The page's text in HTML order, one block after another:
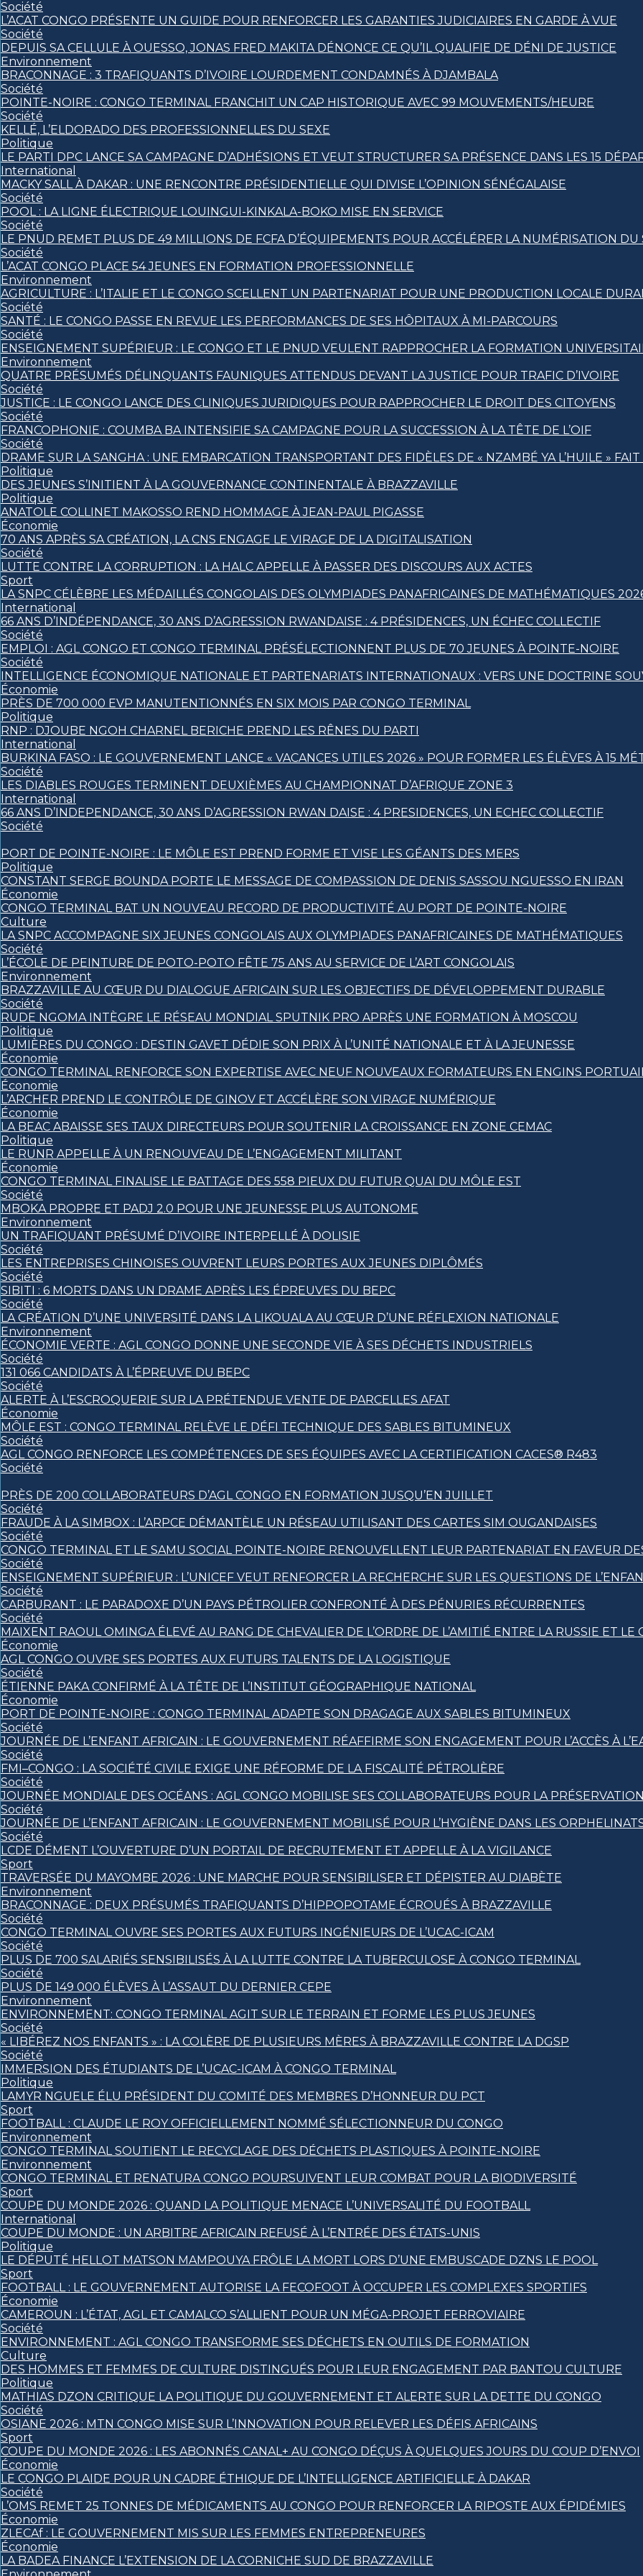
Société
L’ACAT CONGO PRÉSENTE UN GUIDE POUR RENFORCER LES GARANTIES JUDICIAIRES EN GARDE À VUE
Société
DEPUIS SA CELLULE À OUESSO, JONAS FRED MAKITA DÉNONCE CE QU’IL QUALIFIE DE DÉNI DE JUSTICE
Environnement
BRACONNAGE : 3 TRAFIQUANTS D’IVOIRE LOURDEMENT CONDAMNÉS À DJAMBALA
Société
POINTE-NOIRE : CONGO TERMINAL FRANCHIT UN CAP HISTORIQUE AVEC 99 MOUVEMENTS/HEURE
Société
KELLÉ, L’ELDORADO DES PROFESSIONNELLES DU SEXE
Politique
LE PARTI DPC LANCE SA CAMPAGNE D’ADHÉSIONS ET VEUT STRUCTURER SA PRÉSENCE DANS LES 15
International
MACKY SALL À DAKAR : UNE RENCONTRE PRÉSIDENTIELLE QUI DIVISE L’OPINION SÉNÉGALAISE
Société
POOL : LA LIGNE ÉLECTRIQUE LOUINGUI-KINKALA-BOKO MISE EN SERVICE
Société
LE PNUD REMET PLUS DE 49 MILLIONS DE FCFA D’ÉQUIPEMENTS POUR ACCÉLÉRER LA NUMÉRISATION DU
Société
L’ACAT CONGO PLACE 54 JEUNES EN FORMATION PROFESSIONNELLE
Environnement
AGRICULTURE : L’ITALIE ET LE CONGO SCELLENT UN PARTENARIAT POUR UNE PRODUCTION LOCALE
Société
SANTÉ : LE CONGO PASSE EN REVUE LES PERFORMANCES DE SES HÔPITAUX À MI-PARCOURS
Société
ENSEIGNEMENT SUPÉRIEUR : LE CONGO ET LE PNUD VEULENT RAPPROCHER LA FORMATION
Environnement
QUATRE PRÉSUMÉS DÉLINQUANTS FAUNIQUES ATTENDUS DEVANT LA JUSTICE POUR TRAFIC D’IVOIRE
Société
JUSTICE : LE CONGO LANCE DES CLINIQUES JURIDIQUES POUR RAPPROCHER LE DROIT DES CITOYENS
Société
FRANCOPHONIE : COUMBA BA INTENSIFIE SA CAMPAGNE POUR LA SUCCESSION À LA TÊTE DE L’OIF
Société
DRAME SUR LA SANGHA : UNE EMBARCATION TRANSPORTANT DES FIDÈLES DE « NZAMBÉ YA L’HUILE »
Politique
DES JEUNES S’INITIENT À LA GOUVERNANCE CONTINENTALE À BRAZZAVILLE
Politique
ANATOLE COLLINET MAKOSSO REND HOMMAGE À JEAN-PAUL PIGASSE
Économie
70 ANS APRÈS SA CRÉATION, LA CNS ENGAGE LE VIRAGE DE LA DIGITALISATION
Société
LUTTE CONTRE LA CORRUPTION : LA HALC APPELLE À PASSER DES DISCOURS AUX ACTES
Sport
LA SNPC CÉLÈBRE LES MÉDAILLÉS CONGOLAIS DES OLYMPIADES PANAFRICAINES DE MATHÉMATIQUES
International
66 ANS D’INDÉPENDANCE, 30 ANS D’AGRESSION RWANDAISE : 4 PRÉSIDENCES, UN ÉCHEC COLLECTIF
Société
EMPLOI : AGL CONGO ET CONGO TERMINAL PRÉSÉLECTIONNENT PLUS DE 70 JEUNES À POINTE-NOIRE
Société
INTELLIGENCE ÉCONOMIQUE NATIONALE ET PARTENARIATS INTERNATIONAUX : VERS UNE DOCTRINE
Économie
PRÈS DE 700 000 EVP MANUTENTIONNÉS EN SIX MOIS PAR CONGO TERMINAL
Politique
RNP : DJOUBE NGOH CHARNEL BERICHE PREND LES RÊNES DU PARTI
International
BURKINA FASO : LE GOUVERNEMENT LANCE « VACANCES UTILES 2026 » POUR FORMER LES ÉLÈVES À 15
Société
LES DIABLES ROUGES TERMINENT DEUXIÈMES AU CHAMPIONNAT D’AFRIQUE ZONE 3
International
66 ANS D’INDEPENDANCE, 30 ANS D’AGRESSION RWAN DAISE : 4 PRESIDENCES, UN ECHEC COLLECTIF
Société
PORT DE POINTE-NOIRE : LE MÔLE EST PREND FORME ET VISE LES GÉANTS DES MERS
Politique
CONSTANT SERGE BOUNDA PORTE LE MESSAGE DE COMPASSION DE DENIS SASSOU NGUESSO EN IRAN
Économie
CONGO TERMINAL BAT UN NOUVEAU RECORD DE PRODUCTIVITÉ AU PORT DE POINTE-NOIRE
Culture
LA SNPC ACCOMPAGNE SIX JEUNES CONGOLAIS AUX OLYMPIADES PANAFRICAINES DE MATHÉMATIQUES
Société
L’ÉCOLE DE PEINTURE DE POTO-POTO FÊTE 75 ANS AU SERVICE DE L’ART CONGOLAIS
Environnement
BRAZZAVILLE AU CŒUR DU DIALOGUE AFRICAIN SUR LES OBJECTIFS DE DÉVELOPPEMENT DURABLE
Société
RUDE NGOMA INTÈGRE LE RÉSEAU MONDIAL SPUTNIK PRO APRÈS UNE FORMATION À MOSCOU
Politique
LUMIÈRES DU CONGO : DESTIN GAVET DÉDIE SON PRIX À L’UNITÉ NATIONALE ET À LA JEUNESSE
Économie
CONGO TERMINAL RENFORCE SON EXPERTISE AVEC NEUF NOUVEAUX FORMATEURS EN ENGINS
Économie
L’ARCHER PREND LE CONTRÔLE DE GINOV ET ACCÉLÈRE SON VIRAGE NUMÉRIQUE
Économie
LA BEAC ABAISSE SES TAUX DIRECTEURS POUR SOUTENIR LA CROISSANCE EN ZONE CEMAC
Politique
LE RUNR APPELLE À UN RENOUVEAU DE L’ENGAGEMENT MILITANT
Économie
CONGO TERMINAL FINALISE LE BATTAGE DES 558 PIEUX DU FUTUR QUAI DU MÔLE EST
Société
MBOKA PROPRE ET PADJ 2.0 POUR UNE JEUNESSE PLUS AUTONOME
Environnement
UN TRAFIQUANT PRÉSUMÉ D’IVOIRE INTERPELLÉ À DOLISIE
Société
LES ENTREPRISES CHINOISES OUVRENT LEURS PORTES AUX JEUNES DIPLÔMÉS
Société
SIBITI : 6 MORTS DANS UN DRAME APRÈS LES ÉPREUVES DU BEPC
Société
LA CRÉATION D’UNE UNIVERSITÉ DANS LA LIKOUALA AU CŒUR D’UNE RÉFLEXION NATIONALE
Environnement
ÉCONOMIE VERTE : AGL CONGO DONNE UNE SECONDE VIE À SES DÉCHETS INDUSTRIELS
Société
131 066 CANDIDATS À L’ÉPREUVE DU BEPC
Société
ALERTE À L’ESCROQUERIE SUR LA PRÉTENDUE VENTE DE PARCELLES AFAT
Économie
MÔLE EST : CONGO TERMINAL RELÈVE LE DÉFI TECHNIQUE DES SABLES BITUMINEUX
Société
AGL CONGO RENFORCE LES COMPÉTENCES DE SES ÉQUIPES AVEC LA CERTIFICATION CACES® R483
Société
PRÈS DE 200 COLLABORATEURS D’AGL CONGO EN FORMATION JUSQU’EN JUILLET
Société
FRAUDE À LA SIMBOX : L’ARPCE DÉMANTÈLE UN RÉSEAU UTILISANT DES CARTES SIM OUGANDAISES
Société
CONGO TERMINAL ET LE SAMU SOCIAL POINTE-NOIRE RENOUVELLENT LEUR PARTENARIAT EN FAVEUR
Société
ENSEIGNEMENT SUPÉRIEUR : L’UNICEF VEUT RENFORCER LA RECHERCHE SUR LES QUESTIONS DE
Société
CARBURANT : LE PARADOXE D’UN PAYS PÉTROLIER CONFRONTÉ À DES PÉNURIES RÉCURRENTES
Société
MAIXENT RAOUL OMINGA ÉLEVÉ AU RANG DE CHEVALIER DE L’ORDRE DE L’AMITIÉ ENTRE LA RUSSIE ET LE
Économie
AGL CONGO OUVRE SES PORTES AUX FUTURS TALENTS DE LA LOGISTIQUE
Société
ÉTIENNE PAKA CONFIRMÉ À LA TÊTE DE L’INSTITUT GÉOGRAPHIQUE NATIONAL
Économie
PORT DE POINTE-NOIRE : CONGO TERMINAL ADAPTE SON DRAGAGE AUX SABLES BITUMINEUX
Société
JOURNÉE DE L’ENFANT AFRICAIN : LE GOUVERNEMENT RÉAFFIRME SON ENGAGEMENT POUR L’ACCÈS À
Société
FMI–CONGO : LA SOCIÉTÉ CIVILE EXIGE UNE RÉFORME DE LA FISCALITÉ PÉTROLIÈRE
Société
JOURNÉE MONDIALE DES OCÉANS : AGL CONGO MOBILISE SES COLLABORATEURS POUR LA
Société
JOURNÉE DE L’ENFANT AFRICAIN : LE GOUVERNEMENT MOBILISÉ POUR L’HYGIÈNE DANS LES
Société
LCDE DÉMENT L’OUVERTURE D’UN PORTAIL DE RECRUTEMENT ET APPELLE À LA VIGILANCE
Sport
TRAVERSÉE DU MAYOMBE 2026 : UNE MARCHE POUR SENSIBILISER ET DÉPISTER AU DIABÈTE
Environnement
BRACONNAGE : DEUX PRÉSUMÉS TRAFIQUANTS D’HIPPOPOTAME ÉCROUÉS À BRAZZAVILLE
Société
CONGO TERMINAL OUVRE SES PORTES AUX FUTURS INGÉNIEURS DE L’UCAC-ICAM
Société
PLUS DE 700 SALARIÉS SENSIBILISÉS À LA LUTTE CONTRE LA TUBERCULOSE À CONGO TERMINAL
Société
PLUS DE 149 000 ÉLÈVES À L’ASSAUT DU DERNIER CEPE
Environnement
ENVIRONNEMENT: CONGO TERMINAL AGIT SUR LE TERRAIN ET FORME LES PLUS JEUNES
Société
« LIBÉREZ NOS ENFANTS » : LA COLÈRE DE PLUSIEURS MÈRES À BRAZZAVILLE CONTRE LA DGSP
Société
IMMERSION DES ÉTUDIANTS DE L’UCAC-ICAM À CONGO TERMINAL
Politique
LAMYR NGUELE ÉLU PRÉSIDENT DU COMITÉ DES MEMBRES D’HONNEUR DU PCT
Sport
FOOTBALL : CLAUDE LE ROY OFFICIELLEMENT NOMMÉ SÉLECTIONNEUR DU CONGO
Environnement
CONGO TERMINAL SOUTIENT LE RECYCLAGE DES DÉCHETS PLASTIQUES À POINTE-NOIRE
Environnement
CONGO TERMINAL ET RENATURA CONGO POURSUIVENT LEUR COMBAT POUR LA BIODIVERSITÉ
Sport
COUPE DU MONDE 2026 : QUAND LA POLITIQUE MENACE L’UNIVERSALITÉ DU FOOTBALL
International
COUPE DU MONDE : UN ARBITRE AFRICAIN REFUSÉ À L’ENTRÉE DES ÉTATS-UNIS
Politique
LE DÉPUTÉ HELLOT MATSON MAMPOUYA FRÔLE LA MORT LORS D’UNE EMBUSCADE DZNS LE POOL
Sport
FOOTBALL : LE GOUVERNEMENT AUTORISE LA FECOFOOT À OCCUPER LES COMPLEXES SPORTIFS
Économie
CAMEROUN : L’ÉTAT, AGL ET CAMALCO S’ALLIENT POUR UN MÉGA-PROJET FERROVIAIRE
Société
ENVIRONNEMENT : AGL CONGO TRANSFORME SES DÉCHETS EN OUTILS DE FORMATION
Culture
DES HOMMES ET FEMMES DE CULTURE DISTINGUÉS POUR LEUR ENGAGEMENT PAR BANTOU CULTURE
Politique
MATHIAS DZON CRITIQUE LA POLITIQUE DU GOUVERNEMENT ET ALERTE SUR LA DETTE DU CONGO
Société
OSIANE 2026 : MTN CONGO MISE SUR L’INNOVATION POUR RELEVER LES DÉFIS AFRICAINS
Sport
COUPE DU MONDE 2026 : LES ABONNÉS CANAL+ AU CONGO DÉÇUS À QUELQUES JOURS DU COUP D’ENVOI
Économie
LE CONGO PLAIDE POUR UN CADRE ÉTHIQUE DE L’INTELLIGENCE ARTIFICIELLE À DAKAR
Société
L’OMS REMET 25 TONNES DE MÉDICAMENTS AU CONGO POUR RENFORCER LA RIPOSTE AUX ÉPIDÉMIES
Économie
ZLECAf : LE GOUVERNEMENT MIS SUR LES FEMMES ENTREPRENEURES
Économie
LA BADEA FINANCE L’EXTENSION DE LA CORNICHE SUD DE BRAZZAVILLE